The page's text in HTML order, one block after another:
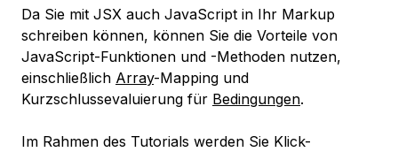
Da Sie mit JSX auch JavaScript in Ihr Markup
schreiben können, können Sie die Vorteile von
JavaScript-Funktionen und -Methoden nutzen,
einschließlich Array-Mapping und
Kurzschlussevaluierung für Bedingungen.
Im Rahmen des Tutorials werden Sie Klick-